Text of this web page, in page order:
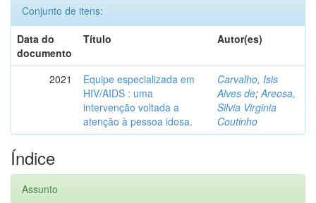
Conjunto de itens:
Data do
documento
Título Autor(es)
2021
Equipe especializada em
HIV/AIDS : uma
intervenção voltada a
atenção à pessoa idosa.
Carvalho, Isis
Alves de;Areosa,
Silvia Virginia
Coutinho
Índice
Assunto